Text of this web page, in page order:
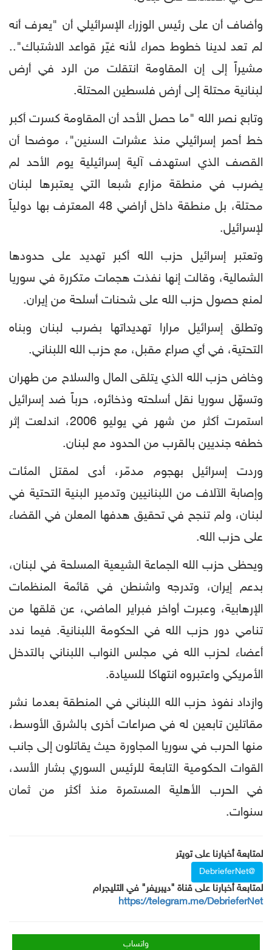
وأضاف أن على رئيس الوزراء الإسرائيلي أن "يعرف أنه
لم تعد لدينا خطوط حمراء لأنه غيّر قواعد الاشتباك"..
مشيراً إلى إن المقاومة انتقلت من الرد في أرض
لبنانية محتلة إلى أرض فلسطين المحتلة.
وتابع نصر الله "ما حصل الأحد أن المقاومة كسرت أكبر
خط أحمر إسرائيلي منذ عشرات السنين"، موضحا أن
القصف الذي استهدف آلية إسرائيلية يوم الأحد لم
يضرب في منطقة مزارع شبعا التي يعتبرها لبنان
محتلة، بل منطقة داخل أراضي 48 المعترف بها دولياً
لإسرائيل.
وتعتبر إسرائيل حزب الله أكبر تهديد على حدودها
الشمالية، وقالت إنها نفذت هجمات متكررة في سوريا
لمنع حصول حزب الله على شحنات أسلحة من إيران.
وتطلق إسرائيل مرارا تهديداتها بضرب لبنان وبناه
التحتية، في أي صراع مقبل، مع حزب الله اللبناني.
وخاض حزب الله الذي يتلقى المال والسلاح من طهران
وتسهّل سوريا نقل أسلحته وذخائره، حرباً ضد إسرائيل
استمرت أكثر من شهر في يوليو 2006، اندلعت إثر
خطفه جنديين بالقرب من الحدود مع لبنان.
وردت إسرائيل بهجوم مدمّر، أدى لمقتل المئات
وإصابة الآلاف من اللبنانيين وتدمير البنية التحتية في
لبنان، ولم تنجح في تحقيق هدفها المعلن في القضاء
على حزب الله.
ويحظى حزب الله الجماعة الشيعية المسلحة في لبنان،
بدعم إيران، وتدرجه واشنطن في قائمة المنظمات
الإرهابية، وعبرت أواخر فبراير الماضي، عن قلقها من
تنامي دور حزب الله في الحكومة اللبنانية. فيما ندد
أعضاء لحزب الله في مجلس النواب اللبناني بالتدخل
الأمريكي واعتبروه انتهاكا للسيادة.
وازداد نفوذ حزب الله اللبناني في المنطقة بعدما نشر
مقاتلين تابعين له في صراعات أخرى بالشرق الأوسط،
منها الحرب في سوريا المجاورة حيث يقاتلون إلى جانب
القوات الحكومية التابعة للرئيس السوري بشار الأسد،
في الحرب الأهلية المستمرة منذ أكثر من ثمان
سنوات.
لمتابعة أخبارنا على تويتر
@DebrieferNet
لمتابعة أخبارنا على قناة "ديبريفر" في التليجرام
https://telegram.me/DebrieferNet
واتساب